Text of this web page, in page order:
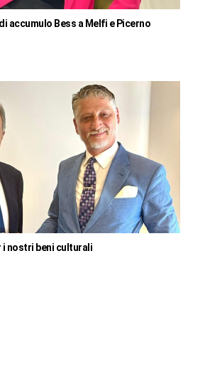
accumulo Bess a Melfi e Picerno
i nostri beni culturali